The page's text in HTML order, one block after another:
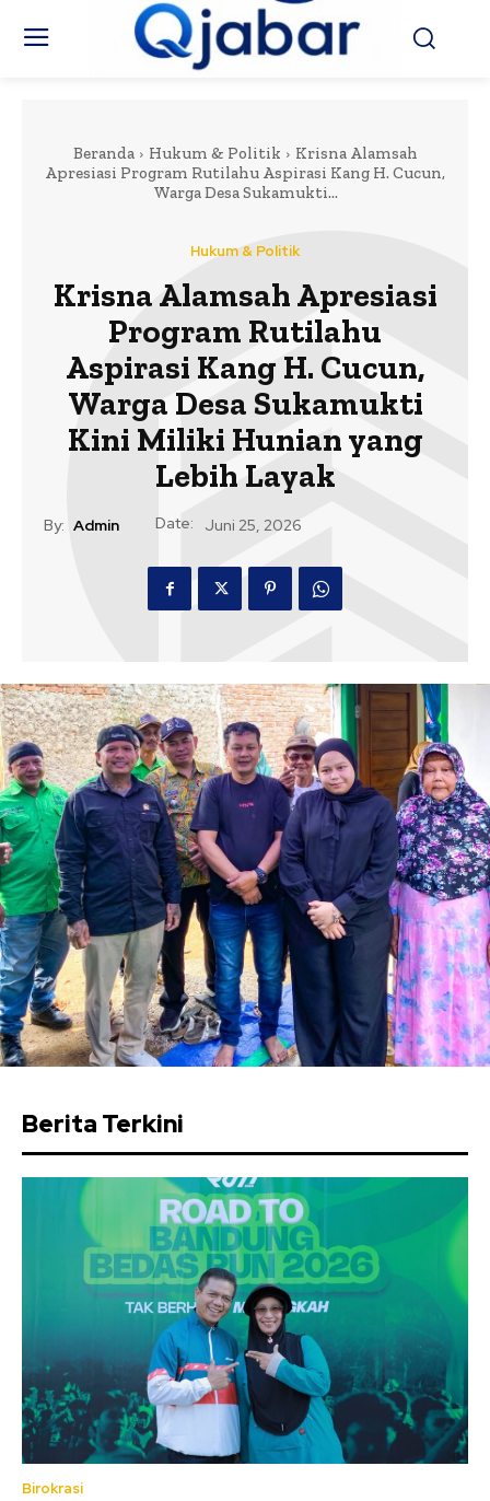
Beranda Hukum & Politik
Krisna Alamsah
Apresiasi Program Rutilahu Aspirasi Kang H. Cucun,
Warga Desa Sukamukti...
Hukum & Politik
Krisna Alamsah Apresiasi
Program Rutilahu
Aspirasi Kang H. Cucun,
Warga Desa Sukamukti
Kini Miliki Hunian yang
Lebih Layak
By: Admin Date: Juni 25, 2026
Berita Terkini
Birokrasi